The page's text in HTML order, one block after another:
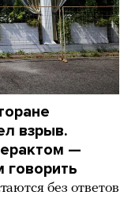
взрыв.
—
говорить
без ответов